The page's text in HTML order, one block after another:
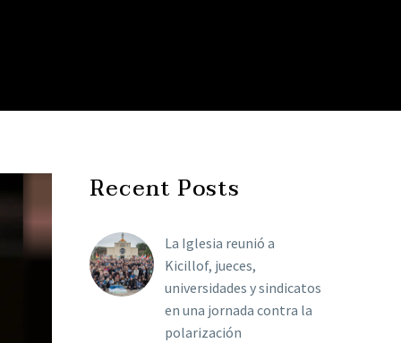
Recent Posts
La Iglesia reunió a
Kicillof, jueces,
universidades y sindicatos
en una jornada contra la
polarización